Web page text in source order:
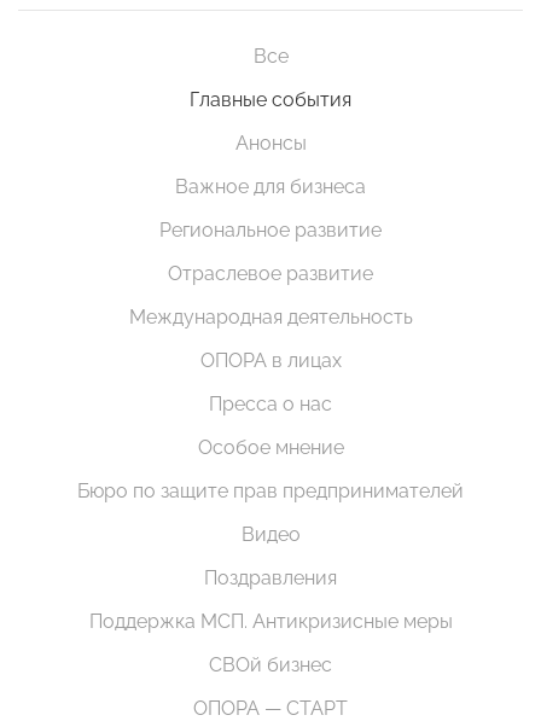
Все
Главные события
Анонсы
Важное для бизнеса
Региональное развитие
Отраслевое развитие
Международная деятельность
ОПОРА в лицах
Пресса о нас
Особое мнение
Бюро по защите прав предпринимателей
Видео
Поздравления
Поддержка МСП. Антикризисные меры
СВОй бизнес
ОПОРА — СТАРТ